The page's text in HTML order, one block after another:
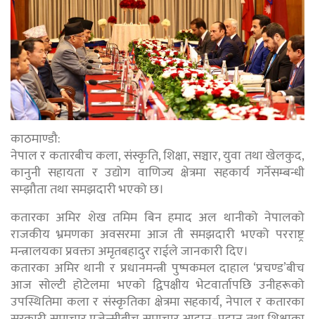
काठमाण्डौ:
नेपाल र कतारबीच कला, संस्कृति, शिक्षा, सञ्चार, युवा तथा खेलकुद,
कानुनी सहायता र उद्योग वाणिज्य क्षेत्रमा सहकार्य गर्नेसम्बन्धी
सम्झौता तथा समझदारी भएको छ।
कतारका अमिर शेख तमिम बिन हमाद अल थानीको नेपालको
राजकीय भ्रमणका अवसरमा आज ती समझदारी भएको परराष्ट्र
मन्त्रालयका प्रवक्ता अमृतबहादुर राईले जानकारी दिए।
कतारका अमिर थानी र प्रधानमन्त्री पुष्पकमल दाहाल ‘प्रचण्ड’बीच
आज सोल्टी होटेलमा भएको द्विपक्षीय भेटवार्तापछि उनीहरूको
उपस्थितिमा कला र संस्कृतिका क्षेत्रमा सहकार्य, नेपाल र कतारका